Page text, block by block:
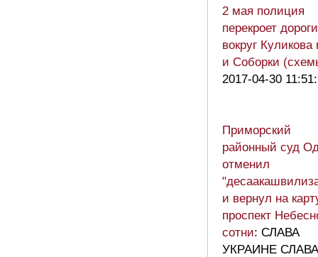
2 мая полиция
перекроет дороги
вокруг Куликова
и Соборки
2017-04-30
Приморский
районный суд
отменил
и вернул на
проспект
сотни: СЛАВА
УКРАИНЕ СЛАВА